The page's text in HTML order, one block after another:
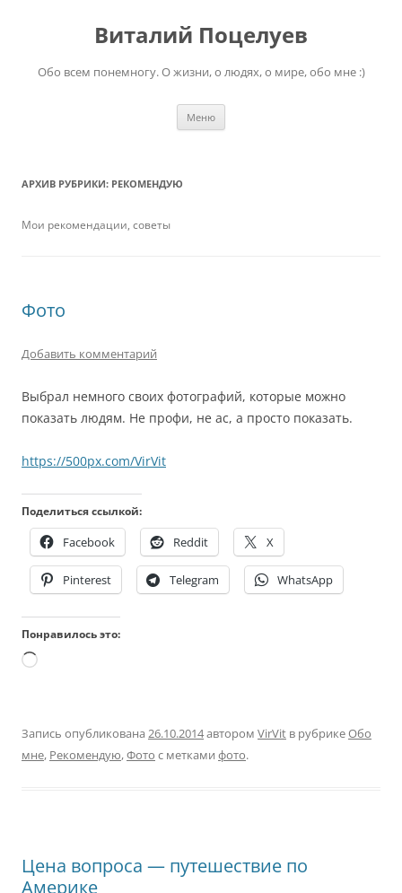
содержимомуВиталий Поцелуев
Обо всем понемногу. О жизни, о людях, о мире, обо мне :)
Меню
АРХИВ РУБРИКИ: РЕКОМЕНДУЮ
Мои рекомендации, советы
Фото
Добавить комментарий
Выбрал немного своих фотографий, которые можно
показать людям. Не профи, не ас, а просто показать.
https://500px.com/VirVit
Поделиться ссылкой:
Facebook Reddit X
Pinterest Telegram WhatsApp
Понравилось это:
Загрузка…
Запись опубликована 26.10.2014автором VirVit в рубрикеОбо
мне, Рекомендую,Фото с метками фото.
Цена вопроса — путешествие по
Америке